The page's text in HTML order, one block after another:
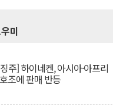
미
주] 하이네켄, 아시아·아프리
조에 판매 반등